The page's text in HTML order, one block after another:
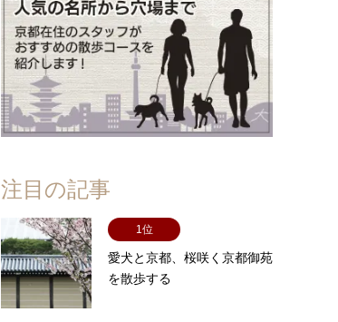
注目の記事
1位
愛犬と京都、桜咲く京都御苑
を散歩する